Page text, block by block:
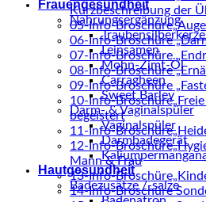
Kurzbeschreibung der
05-Info-
06-Info-Broschüre
07-Info-Broschüre
08-Info-Broschüre
09-Info-Broschüre
10-Info-Broschüre„Freie
begeistert
11-Info-
12-Info-
Mann & Frau
13-Info-
14-Info-Broschüre
Frauengesundheit
Nahrungsergänzung
Leinsamen
Mohn-Zimt-Öl
Carragheen
Sweet Barley
Darm- & Vaginalspüler
Vaginalspüler
Darmbadegerät
Hautgesundheit
Badezusätze /-salze